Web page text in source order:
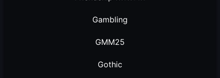
Gambling
GMM25
Gothic